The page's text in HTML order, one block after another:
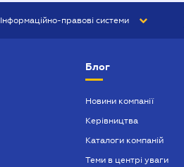
Інформаційно-правові системи
БУХГАЛТЕР ПРОФ
Блог
Новини компанії
Керівництва
Каталоги компаній
Теми в центрі уваги